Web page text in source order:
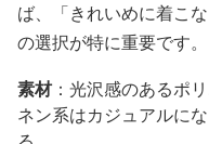
ば、「きれいめに着こ
の選択が特に重要です。
素材：光沢感のあるポ
ネン系はカジュアルに